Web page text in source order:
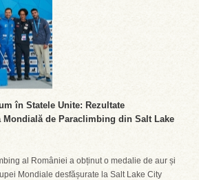
în Statele Unite: Rezultate
Mondială de Paraclimbing din Salt Lake
al României a obținut o medalie de aur și
Mondiale desfășurate la Salt Lake City